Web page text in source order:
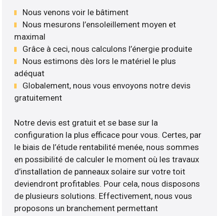
Nous venons voir le bâtiment
Nous mesurons l’ensoleillement moyen et
maximal
Grâce à ceci, nous calculons l’énergie produite
Nous estimons dès lors le matériel le plus
adéquat
Globalement, nous vous envoyons notre devis
gratuitement
Notre devis est gratuit et se base sur la
configuration la plus efficace pour vous. Certes, par
le biais de l’étude rentabilité menée, nous sommes
en possibilité de calculer le moment où les travaux
d’installation de panneaux solaire sur votre toit
deviendront profitables. Pour cela, nous disposons
de plusieurs solutions. Effectivement, nous vous
proposons un branchement permettant